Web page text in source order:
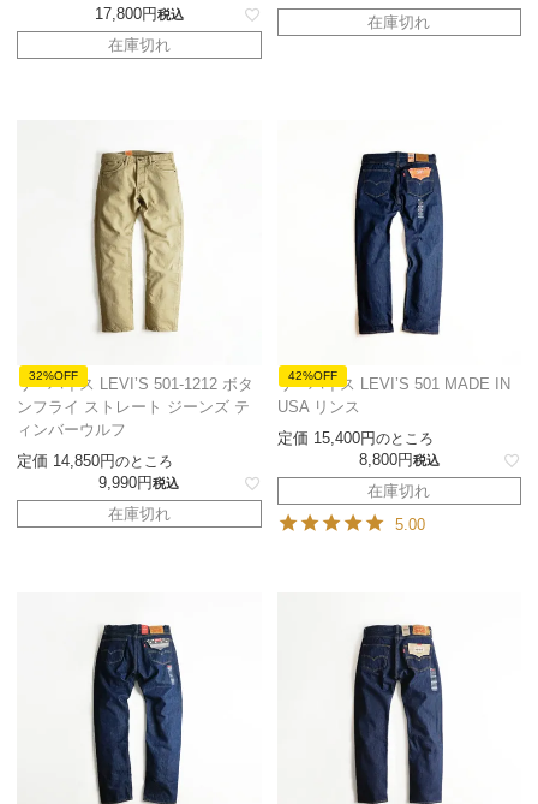
17,800 税込
在庫切れ
在庫切れ
32%OFF
リーバイス LEVI’S 501-1212 ボタ
ンフライ ストレート ジーンズ テ
ィンバーウルフ
定価 14,850 のところ
9,990 税込
在庫切れ
42%OFF
リーバイス LEVI’S 501 MADE IN
USA リンス
定価 15,400 のところ
8,800 税込
在庫切れ
5.00